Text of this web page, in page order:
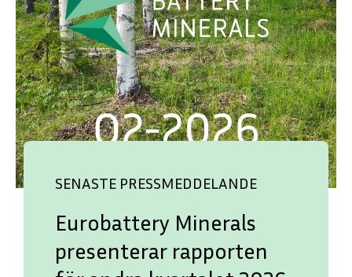
SENASTE PRESSMEDDELANDE
Eurobattery Minerals
presenterar rapporten